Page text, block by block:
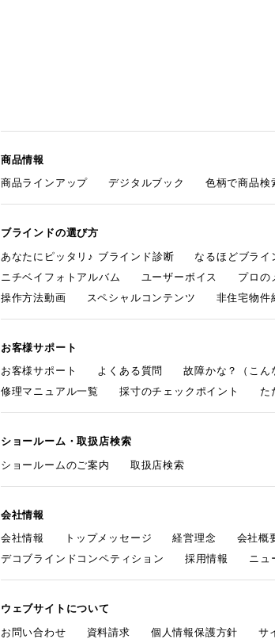
商品情報
商品ラインアップ
デジタルブック 色柄で商品検
ブラインドの選び方
あなたにピッタリ♪ ブラインド診断
なるほどブライ
ニチベイフォトアルバム
ユーザーボイス プロの
操作方法動画
スペシャルコンテンツ 非住宅物件
お客様サポート
お客様サポート
よくある質問 故障かな？（こん
修理マニュアル一覧
採寸のチェックポイント た
ショールーム・取扱店検索
ショールームのご案内
取扱店検索
会社情報
会社情報
トップメッセージ 経営理念 会社概
デコブラインドコンペティション
採用情報 ニュ
ウェブサイトについて
お問い合わせ
資料請求 個人情報保護方針 サ